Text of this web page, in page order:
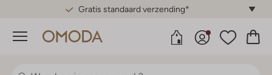
Gratis standaard verzending*
Menu